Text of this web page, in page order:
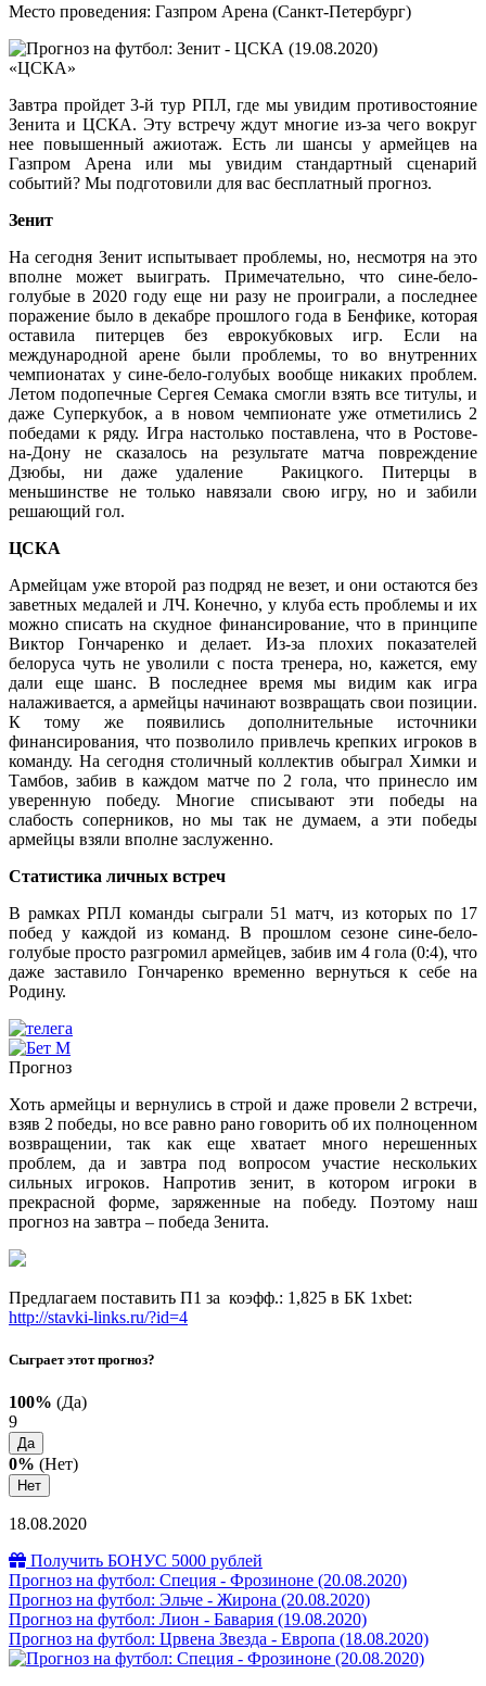
Место проведения: Газпром Арена (Санкт-Петербург)
«ЦСКА»
Завтра пройдет 3-й тур РПЛ, где мы увидим противостояние
Зенита и ЦСКА. Эту встречу ждут многие из-за чего вокруг
нее повышенный ажиотаж. Есть ли шансы у армейцев на
Газпром Арена или мы увидим стандартный сценарий
событий? Мы подготовили для вас бесплатный прогноз.
Зенит
На сегодня Зенит испытывает проблемы, но, несмотря на это
вполне может выиграть. Примечательно, что сине-бело-
голубые в 2020 году еще ни разу не проиграли, а последнее
поражение было в декабре прошлого года в Бенфике, которая
оставила питерцев без еврокубковых игр. Если на
международной арене были проблемы, то во внутренних
чемпионатах у сине-бело-голубых вообще никаких проблем.
Летом подопечные Сергея Семака смогли взять все титулы, и
даже Суперкубок, а в новом чемпионате уже отметились 2
победами к ряду. Игра настолько поставлена, что в Ростове-
на-Дону не сказалось на результате матча повреждение
Дзюбы, ни даже удаление Ракицкого. Питерцы в
меньшинстве не только навязали свою игру, но и забили
решающий гол.
ЦСКА
Армейцам уже второй раз подряд не везет, и они остаются без
заветных медалей и ЛЧ. Конечно, у клуба есть проблемы и их
можно списать на скудное финансирование, что в принципе
Виктор Гончаренко и делает. Из-за плохих показателей
белоруса чуть не уволили с поста тренера, но, кажется, ему
дали еще шанс. В последнее время мы видим как игра
налаживается, а армейцы начинают возвращать свои позиции.
К тому же появились дополнительные источники
финансирования, что позволило привлечь крепких игроков в
команду. На сегодня столичный коллектив обыграл Химки и
Тамбов, забив в каждом матче по 2 гола, что принесло им
уверенную победу. Многие списывают эти победы на
слабость соперников, но мы так не думаем, а эти победы
армейцы взяли вполне заслуженно.
Статистика личных встреч
В рамках РПЛ команды сыграли 51 матч, из которых по 17
побед у каждой из команд. В прошлом сезоне сине-бело-
голубые просто разгромил армейцев, забив им 4 гола (0:4), что
даже заставило Гончаренко временно вернуться к себе на
Родину.
Прогноз
Хоть армейцы и вернулись в строй и даже провели 2 встречи,
взяв 2 победы, но все равно рано говорить об их полноценном
возвращении, так как еще хватает много нерешенных
проблем, да и завтра под вопросом участие нескольких
сильных игроков. Напротив зенит, в котором игроки в
прекрасной форме, заряженные на победу. Поэтому наш
прогноз на завтра – победа Зенита.
Предлагаем поставить П1 за коэфф.: 1,825 в БК 1xbet:
http://stavki-links.ru/?id=4
Сыграет этот прогноз?
100% (Да)
9
Да
0% (Нет)
Нет
18.08.2020
Получить БОНУС 5000 рублей
Прогноз на футбол: Специя - Фрозиноне (20.08.2020)
Прогноз на футбол: Эльче - Жирона (20.08.2020)
Прогноз на футбол: Лион - Бавария (19.08.2020)
Прогноз на футбол: Црвена Звезда - Европа (18.08.2020)